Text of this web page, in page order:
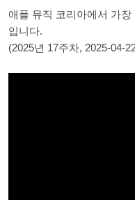
애플 뮤직 코리아에서 가
입니다.
(2025년 17주차, 2025-04-